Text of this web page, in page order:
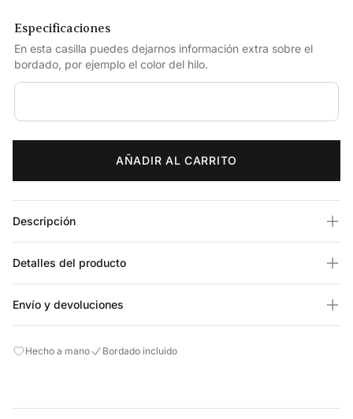
Especificaciones
En esta casilla puedes dejarnos información extra sobre el
bordado, por ejemplo el color del hilo.
AÑADIR AL CARRITO
Descripción
Detalles del producto
Envío y devoluciones
Hecho a mano Bordado incluido